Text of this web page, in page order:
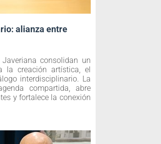
alianza entre
consolidan un
la creación artística, el
interdisciplinario. La
compartida, abre
y fortalece la conexión